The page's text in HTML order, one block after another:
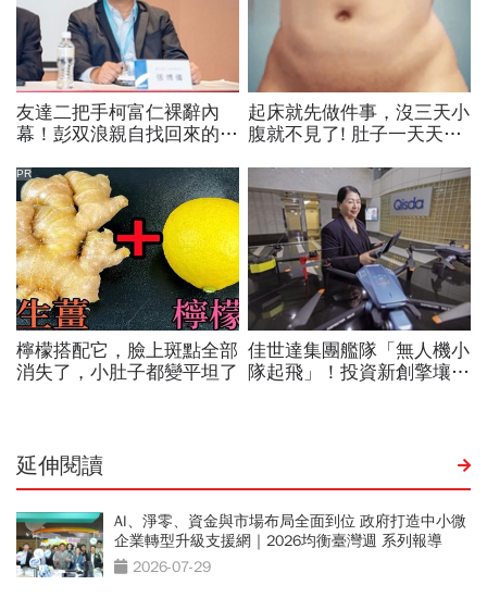
延伸閱讀
AI、淨零、資金與市場布局全面到位 政府打造中小微
企業轉型升級支援網｜2026均衡臺灣週 系列報導
2026-07-29